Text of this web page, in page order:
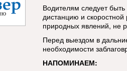
Водителям следует
дистанцию и
природных явлений, не
Перед выездом в
необходимости
НАПОМИНАЕМ: